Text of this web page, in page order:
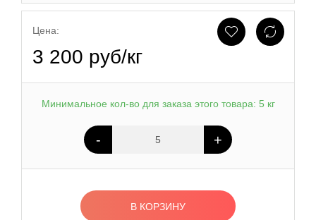
Цена:
3 200 руб/кг
Минимальное кол-во для заказа этого товара: 5 кг
- +
В КОРЗИНУ